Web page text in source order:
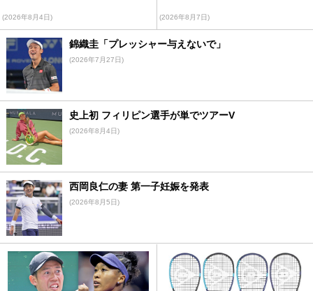
(2026年8月4日) (2026年8月7日)
錦織圭「プレッシャー与えないで」
(2026年7月27日)
史上初 フィリピン選手が単でツアーV
(2026年8月4日)
西岡良仁の妻 第一子妊娠を発表
(2026年8月5日)